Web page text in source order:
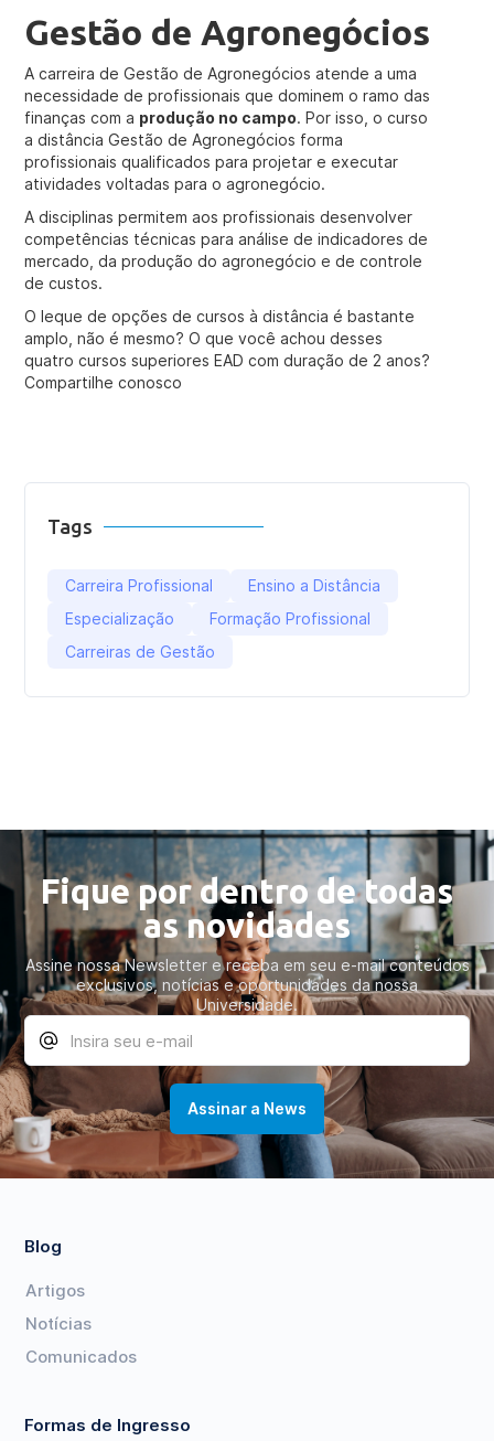
Gestão de Agronegócios
A carreira de Gestão de Agronegócios atende a uma
necessidade de profissionais que dominem o ramo das
finanças com a produção no campo. Por isso, o curso
a distância Gestão de Agronegócios forma
profissionais qualificados para projetar e executar
atividades voltadas para o agronegócio.
A disciplinas permitem aos profissionais desenvolver
competências técnicas para análise de indicadores de
mercado, da produção do agronegócio e de controle
de custos.
O leque de opções de cursos à distância é bastante
amplo, não é mesmo? O que você achou desses
quatro cursos superiores EAD com duração de 2 anos?
Compartilhe conosco
Tags
Carreira Profissional
Ensino a Distância
Especialização
Formação Profissional
Carreiras de Gestão
Fique por dentro de todas
as novidades
Assine nossa Newsletter e receba em seu e-mail conteúdos
exclusivos, notícias e oportunidades da nossa
Universidade.
Blog
Artigos
Notícias
Comunicados
Formas de Ingresso